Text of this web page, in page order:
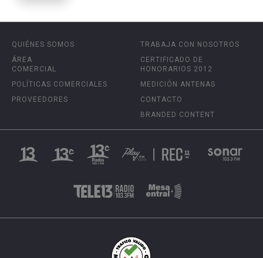
QUIÉNES SOMOS
ÁREA
COMERCIAL
POLÍTICAS COMERCIALES
PROVEEDORES
TRABAJA CON NOSOTROS
CERTIFICADO DE
HONORARIOS 2012
MEDICIÓN ANTENAS
CONTACTO
BRANDED CONTENT